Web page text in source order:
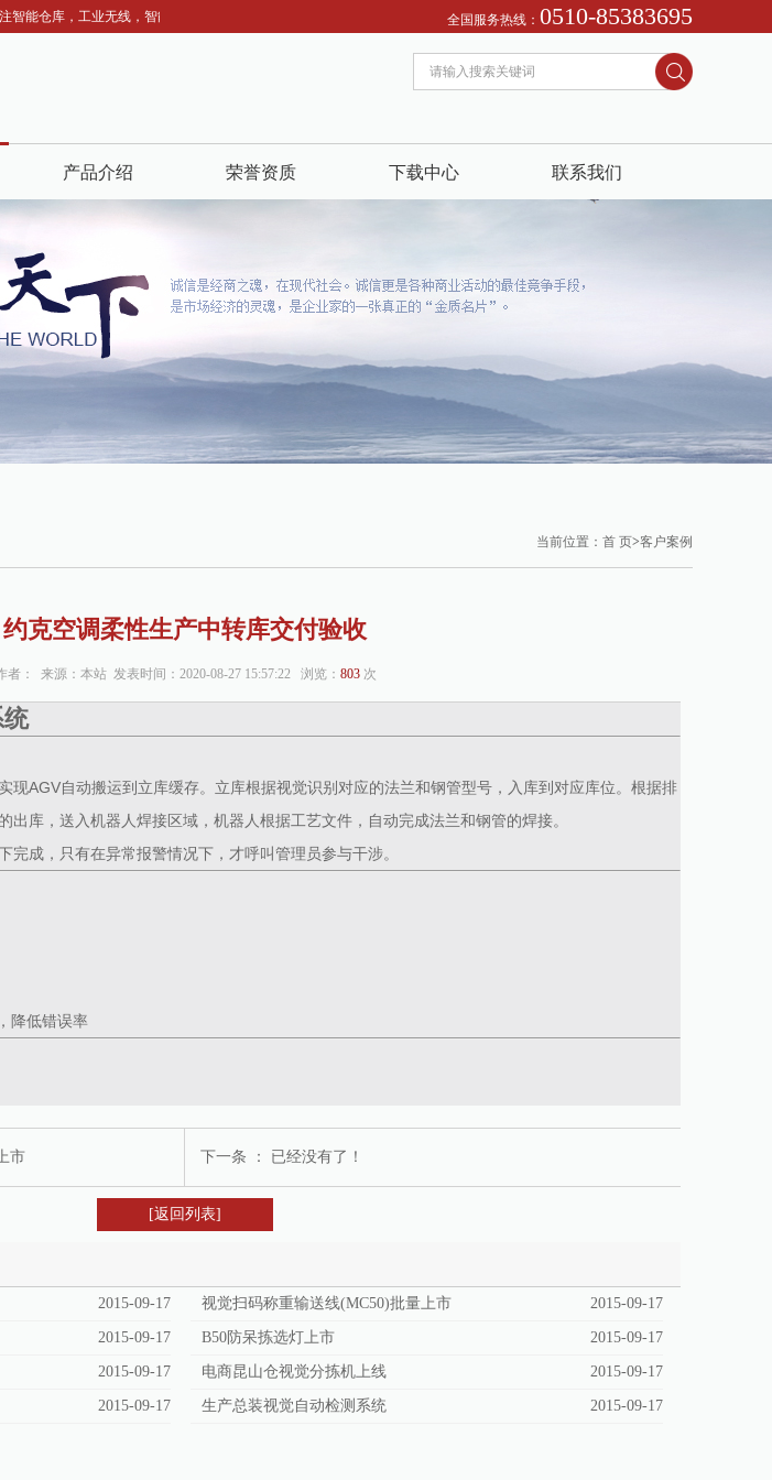
智能仓库，工业无线，智能照明，服务热线：13812513271 我们恭迎您的来电！ 诚信为本：市场在变，诚信永远不变...
全国服务热线： 0510-85383695
产品介绍 荣誉资质 下载中心 联系我们
当前位置： 首 页>客户案例
约克空调柔性生产中转库交付验收
者： 来源：本站 发表时间：2020-08-27 15:57:22 浏览： 803 次
现AGV自动搬运到立库缓存。立库根据视觉识别对应的法兰和钢管型号，入库到对应库位。根据排
出库，送入机器人焊接区域，机器人根据工艺文件，自动完成法兰和钢管的焊接。
成，只有在异常报警情况下，才呼叫管理员参与干涉。
降低错误率
市 下一条 ： 已经没有了！
[返回列表]
2015-09-17 视觉扫码称重输送线(MC50)批量上市 2015-09-17
2015-09-17 B50防呆拣选灯上市 2015-09-17
2015-09-17 电商昆山仓视觉分拣机上线 2015-09-17
2015-09-17 生产总装视觉自动检测系统 2015-09-17